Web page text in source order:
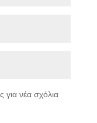
για νέα σχόλια